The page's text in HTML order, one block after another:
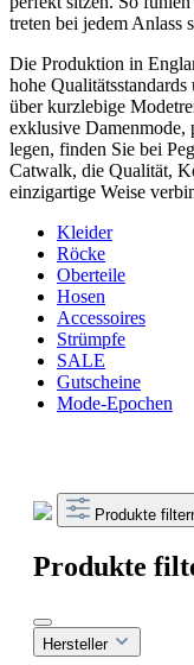
treten bei jedem Anlass
Die Produktion in
hohe
über kurzlebige
exklusive Damenmode,
legen, finden Sie bei
Catwalk, die Qualität,
einzigartige Weise
Kleider
Röcke
Oberteile
Hosen
Accessoires
Strümpfe
SALE
Gutscheine
Mode-Epochen
Produkte
Produkte
Hersteller